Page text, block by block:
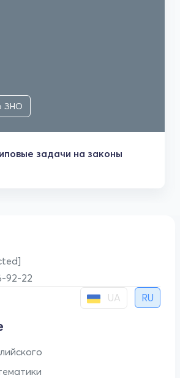
ЗНО
задачи на законы
92-22
UA RU